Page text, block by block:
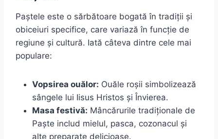
Paștele este o sărbătoare bogată în tradiții și
obiceiuri specifice, care variază în funcție de
regiune și cultură. Iată câteva dintre cele mai
populare:
Vopsirea ouălor: Ouăle roșii simbolizează
sângele lui Iisus Hristos și Învierea.
Masa festivă: Mâncărurile tradiționale de
Paște includ mielul, pasca, cozonacul și
alte preparate delicioase.